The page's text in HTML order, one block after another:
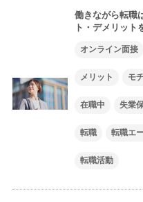
働きながら転職
ト・デメリット
オンライン面接
メリット モ
在職中 失業
転職 転職エ
転職活動